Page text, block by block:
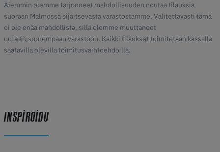
Aiemmin olemme tarjonneet mahdollisuuden noutaa tilauksia
suoraan Malmössä sijaitsevasta varastostamme. Valitettavasti tämä
ei ole enää mahdollista, sillä olemme muuttaneet
uuteen,suurempaan varastoon. Kaikki tilaukset toimitetaan kassalla
saatavilla olevilla toimitusvaihtoehdoilla.
INSPIROIDU